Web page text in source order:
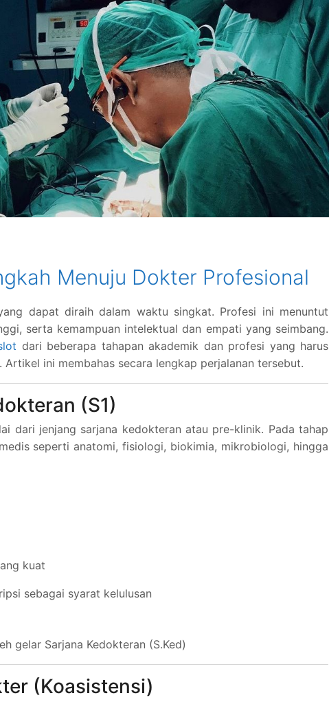
Menuju Dokter Profesional
dapat diraih dalam waktu singkat. Profesi ini menuntut
serta kemampuan intelektual dan empati yang seimbang.
dari beberapa tahapan akademik dan profesi yang harus
ini membahas secara lengkap perjalanan tersebut.
(S1)
dari jenjang sarjana kedokteran atau pre-klinik. Pada tahap
seperti anatomi, fisiologi, biokimia, mikrobiologi, hingga
kuat
sebagai syarat kelulusan
gelar Sarjana Kedokteran (S.Ked)
(Koasistensi)